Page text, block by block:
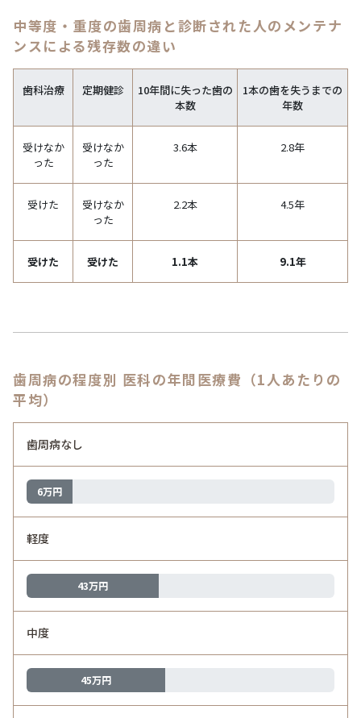
中等度・重度の歯周病と診断された人のメンテナ
ンスによる残存数の違い
歯科治療 定期健診
10年間に失った歯の
本数
1本の歯を失うまでの
年数
受けなか
った
受けなか
った
3.6本 2.8年
受けた
受けなか
った
2.2本 4.5年
受けた 受けた 1.1本 9.1年
歯周病の程度別 医科の年間医療費（1人あたりの
平均）
歯周病なし
6万円
軽度
43万円
中度
45万円